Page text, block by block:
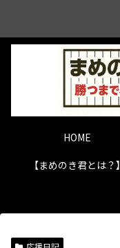
HOME
【まめのき君とは？】